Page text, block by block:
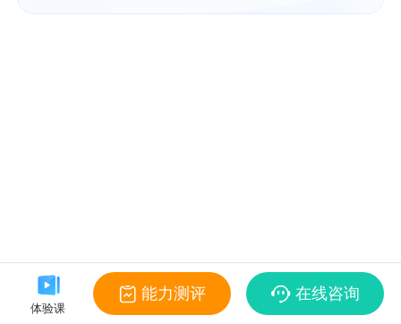
体验课
能力测评 在线咨询